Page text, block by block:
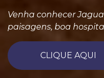
Venha conhecer
paisagens, boa
CLIQUE AQUI